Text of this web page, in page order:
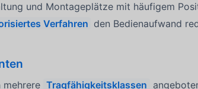
und Montageplätze mit häufigem
Verfahren den Bedienaufwand
mehrere Tragfähigkeitsklassen